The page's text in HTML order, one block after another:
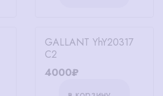
GALLANT YhY20317
C2
4000₽